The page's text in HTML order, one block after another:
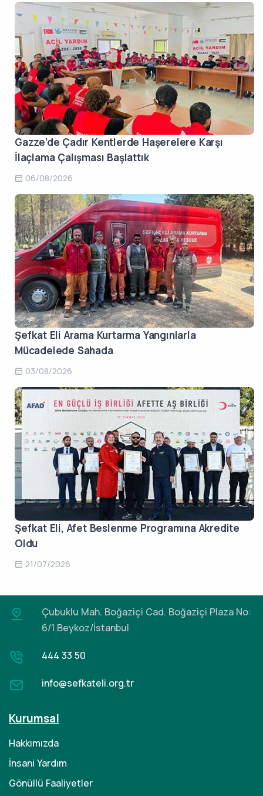
Gazze’de Çadır Kentlerde Haşerelere Karşı
İlaçlama Çalışması Başlattık
06/08/2026
Şefkat Eli Arama Kurtarma Yangınlarla
Mücadelede Sahada
03/08/2026
Şefkat Eli, Afet Beslenme Programına Akredite
Oldu
21/07/2026
Çubuklu Mah. Boğaziçi Cad. Boğaziçi Plaza No:
6/1 Beykoz/İstanbul
444 33 50
info@sefkateli.org.tr
Kurumsal
Hakkımızda
İnsani Yardım
Gönüllü Faaliyetler